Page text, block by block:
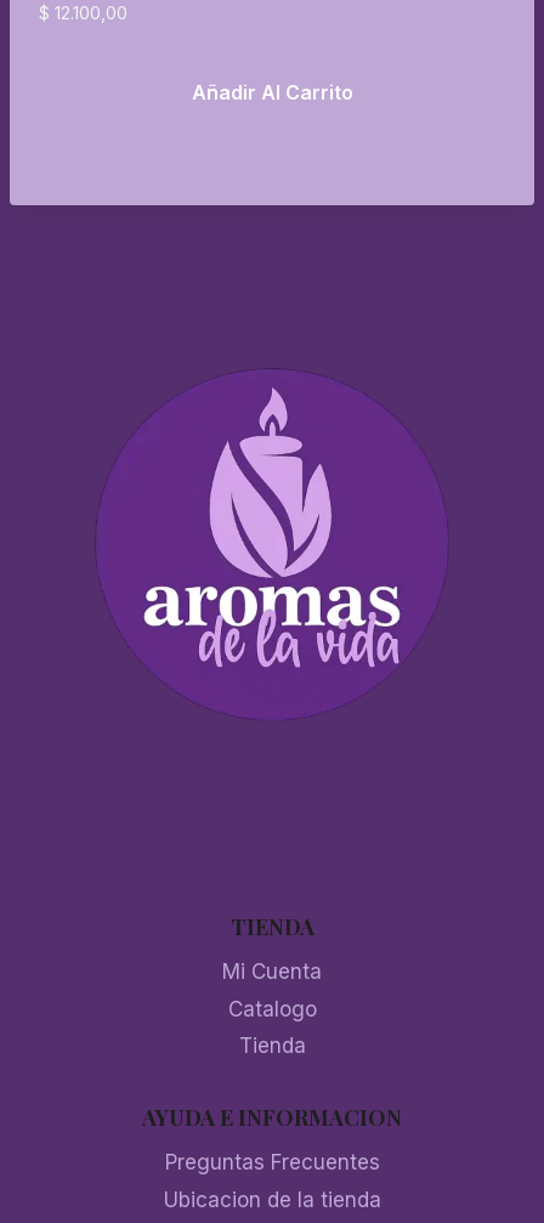
$ 12.100,00
Añadir Al Carrito
TIENDA
Mi Cuenta
Catalogo
Tienda
AYUDA E INFORMACION
Preguntas Frecuentes
Ubicacion de la tienda